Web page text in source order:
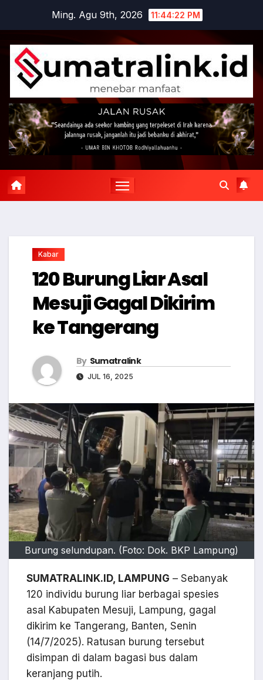
content
Ming. Agu 9th, 2026 11:44:23 PM
Kabar
120 Burung Liar Asal
Mesuji Gagal Dikirim
ke Tangerang
By Sumatralink
JUL 16, 2025
Burung selundupan. (Foto: Dok. BKP Lampung)
SUMATRALINK.ID, LAMPUNG – Sebanyak
120 individu burung liar berbagai spesies
asal Kabupaten Mesuji, Lampung, gagal
dikirim ke Tangerang, Banten, Senin
(14/7/2025). Ratusan burung tersebut
disimpan di dalam bagasi bus dalam
keranjang putih.